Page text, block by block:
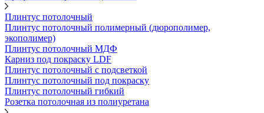
Плинтус потолочный
Плинтус потолочный полимерный (дюрополимер,
экополимер)
Плинтус потолочный МДФ
Карниз под покраску LDF
Плинтус потолочный с подсветкой
Плинтус потолочный под покраску
Плинтус потолочный гибкий
Розетка потолочная из полиуретана